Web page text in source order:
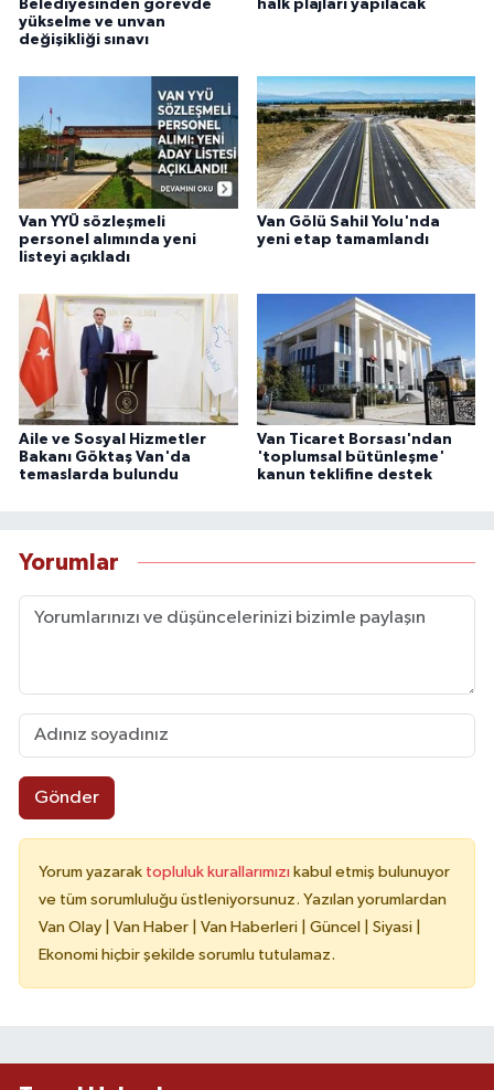
Belediyesinden görevde
yükselme ve unvan
değişikliği sınavı
halk plajları yapılacak
Van YYÜ sözleşmeli
personel alımında yeni
listeyi açıkladı
Van Gölü Sahil Yolu'nda
yeni etap tamamlandı
Aile ve Sosyal Hizmetler
Bakanı Göktaş Van'da
temaslarda bulundu
Van Ticaret Borsası'ndan
'toplumsal bütünleşme'
kanun teklifine destek
Yorumlar
Gönder
Yorum yazarak topluluk kurallarımızı kabul etmiş bulunuyor
ve tüm sorumluluğu üstleniyorsunuz. Yazılan yorumlardan
Van Olay | Van Haber | Van Haberleri | Güncel | Siyasi |
Ekonomi hiçbir şekilde sorumlu tutulamaz.